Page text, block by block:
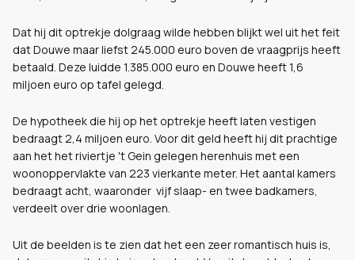
Dat hij dit optrekje dolgraag wilde hebben blijkt wel uit het feit
dat Douwe maar liefst 245.000 euro boven de vraagprijs heeft
betaald. Deze luidde 1.385.000 euro en Douwe heeft 1,6
miljoen euro op tafel gelegd.
De hypotheek die hij op het optrekje heeft laten vestigen
bedraagt 2,4 miljoen euro. Voor dit geld heeft hij dit prachtige
aan het het riviertje 't Gein gelegen herenhuis met een
woonoppervlakte van 223 vierkante meter. Het aantal kamers
bedraagt acht, waaronder vijf slaap- en twee badkamers,
verdeelt over drie woonlagen.
Uit de beelden is te zien dat het een zeer romantisch huis is,